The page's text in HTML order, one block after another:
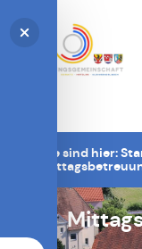
Sie sind hier: